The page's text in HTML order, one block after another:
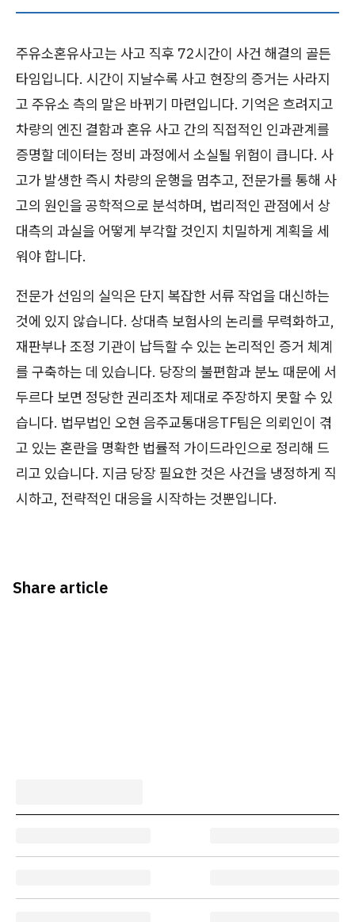
주유소혼유사고는 사고 직후 72시간이 사건 해결의 골든
타임입니다. 시간이 지날수록 사고 현장의 증거는 사라지
고 주유소 측의 말은 바뀌기 마련입니다. 기억은 흐려지고
차량의 엔진 결함과 혼유 사고 간의 직접적인 인과관계를
증명할 데이터는 정비 과정에서 소실될 위험이 큽니다. 사
고가 발생한 즉시 차량의 운행을 멈추고, 전문가를 통해 사
고의 원인을 공학적으로 분석하며, 법리적인 관점에서 상
대측의 과실을 어떻게 부각할 것인지 치밀하게 계획을 세
워야 합니다.
전문가 선임의 실익은 단지 복잡한 서류 작업을 대신하는
것에 있지 않습니다. 상대측 보험사의 논리를 무력화하고,
재판부나 조정 기관이 납득할 수 있는 논리적인 증거 체계
를 구축하는 데 있습니다. 당장의 불편함과 분노 때문에 서
두르다 보면 정당한 권리조차 제대로 주장하지 못할 수 있
습니다. 법무법인 오현 음주교통대응TF팀은 의뢰인이 겪
고 있는 혼란을 명확한 법률적 가이드라인으로 정리해 드
리고 있습니다. 지금 당장 필요한 것은 사건을 냉정하게 직
시하고, 전략적인 대응을 시작하는 것뿐입니다.
Share article